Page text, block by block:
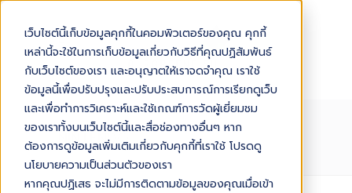
เว็บไซต์นี้เก็บข้อมูลคุกกี้ในคอมพิวเตอร์ของคุณ คุกกี้
เหล่านี้จะใช้ในการเก็บข้อมูลเกี่ยวกับวิธีที่คุณปฏิสัมพันธ์
กับเว็บไซต์ของเรา และอนุญาตให้เราจดจำคุณ เราใช้
ข้อมูลนี้เพื่อปรับปรุงและปรับประสบการณ์การเรียกดูเว็บ
และเพื่อทำการวิเคราะห์และใช้เกณฑ์การวัดผู้เยี่ยมชม
ของเราทั้งบนเว็บไซต์นี้และสื่อช่องทางอื่นๆ หาก
ต้องการดูข้อมูลเพิ่มเติมเกี่ยวกับคุกกี้ที่เราใช้ โปรดดู
นโยบายความเป็นส่วนตัวของเรา
หากคุณปฏิเสธ จะไม่มีการติดตามข้อมูลของคุณเมื่อเข้า
NINTENDO